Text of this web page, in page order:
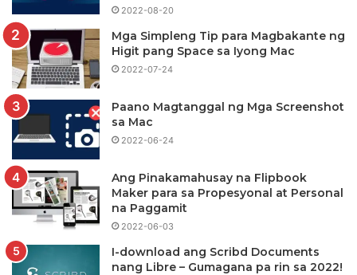
2022-08-20
Mga Simpleng Tip para Magbakante ng
Higit pang Space sa Iyong Mac
2022-07-24
Paano Magtanggal ng Mga Screenshot
sa Mac
2022-06-24
Ang Pinakamahusay na Flipbook
Maker para sa Propesyonal at Personal
na Paggamit
2022-06-03
I-download ang Scribd Documents
nang Libre – Gumagana pa rin sa 2022!